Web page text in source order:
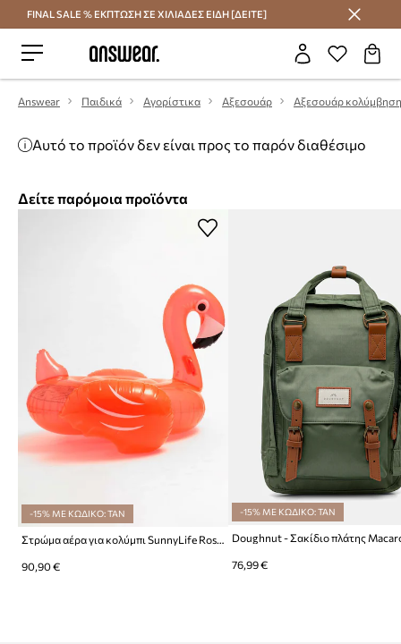
Εξοικονομήστε με το Answear Club
FINAL SALE % ΕΚΠΤΩΣΗ ΣΕ ΧΙΛΙΑΔΕΣ ΕΙΔΗ [ΔΕΙΤΕ]
Answear Παιδικά Αγορίστικα Αξεσουάρ Αξεσουάρ
Αυτό το προϊόν δεν είναι προς το παρόν διαθέσιμο
Δείτε παρόμοια προϊόντα
-15% ΜΕ ΚΩΔΙΚΟ: TAN
Στρώμα αέρα για κολύμπι SunnyLife Rosie Watermelon
90,90 €
-15% ΜΕ ΚΩΔΙΚΟ: TAN
Doughnut - Σακίδιο πλάτης
76,99 €